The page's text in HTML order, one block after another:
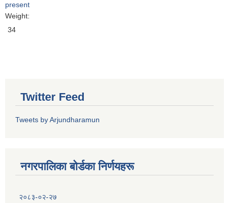
present
Weight:
34
Twitter Feed
Tweets by Arjundharamun
नगरपालिका बाेर्डका निर्णयहरू
२०८३-०२-२७